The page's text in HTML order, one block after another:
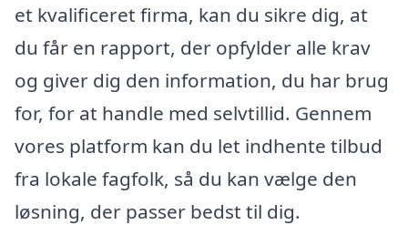
et kvalificeret firma, kan du sikre dig, at
du får en rapport, der opfylder alle krav
og giver dig den information, du har brug
for, for at handle med selvtillid. Gennem
vores platform kan du let indhente tilbud
fra lokale fagfolk, så du kan vælge den
løsning, der passer bedst til dig.